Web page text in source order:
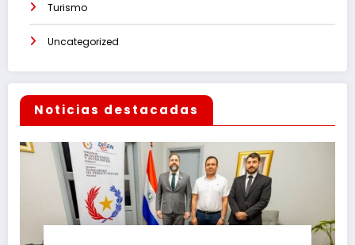
Turismo
Uncategorized
Noticias destacadas